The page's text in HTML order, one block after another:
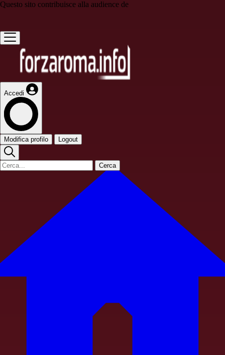
Questo sito contribuisce alla audience de
Accedi
Modifica profilo Logout
Cerca